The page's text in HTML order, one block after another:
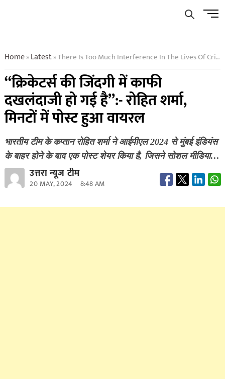
Menu
Home»Latest»There Is Too Much Interference In The Lives Of Cricketers Rohit Sharma Post Went Viral Within Minutes
“क्रिकेटर्स की जिंदगी में काफी
दखलंदाजी हो गई है”:- रोहित शर्मा,
मिनटों में पोस्ट हुआ वायरल
भारतीय टीम के कप्तान रोहित शर्मा ने आईपीएल 2024 से मुंबई इंडियंस
के बाहर होने के बाद एक पोस्ट शेयर किया है, जिसने सोशल मीडिया…
उत्तरा न्यूज टीम
20 MAY, 2024 8:48 AM